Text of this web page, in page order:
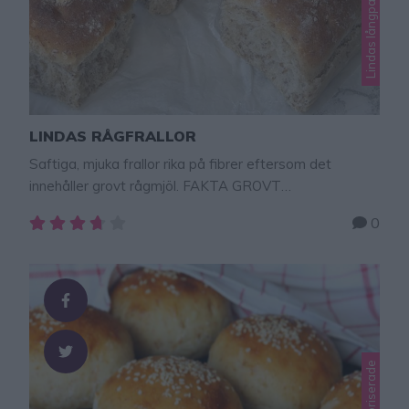
LINDAS RÅGFRALLOR
Saftiga, mjuka frallor rika på fibrer eftersom det
innehåller grovt rågmjöl. FAKTA GROVT
från hela rågkärnan, vilket ger det en grövre textur
Innehåller alla delar av rågkärnan, inklusive kli, grodd och
endosperm, vilket gör det näringsrikt– Innehåller viktiga
vitaminer …
0